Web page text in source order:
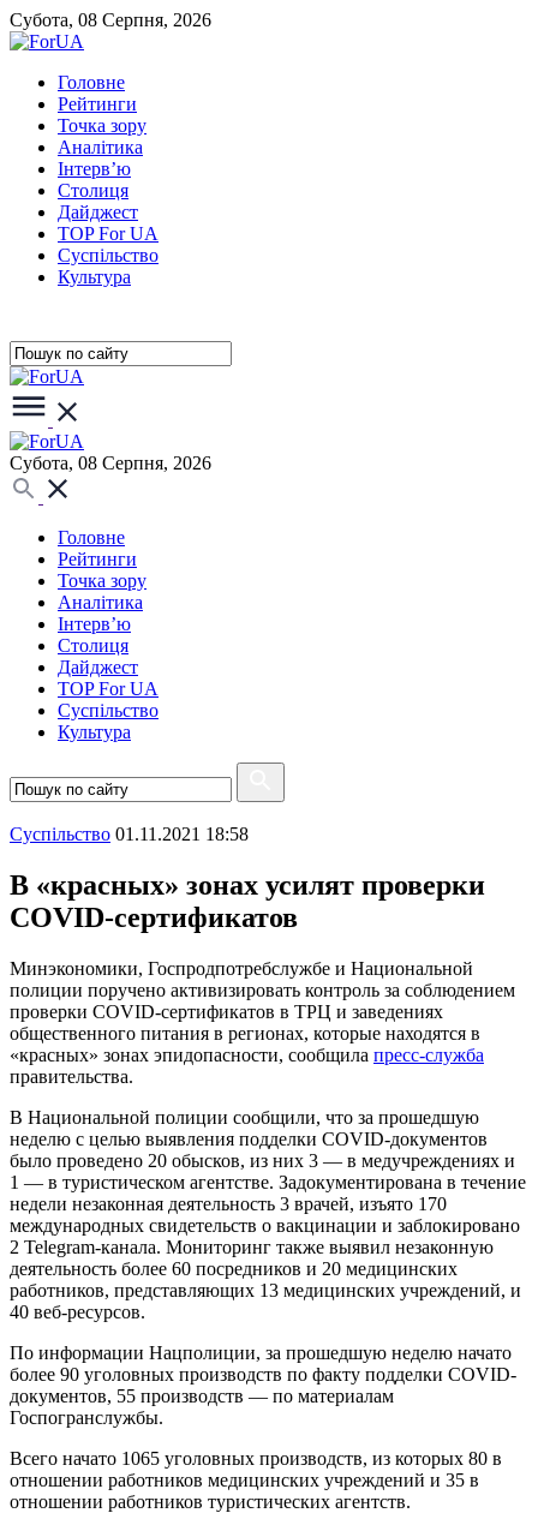
Субота, 08 Серпня, 2026
Головне
Рейтинги
Точка зору
Аналітика
Інтерв’ю
Столиця
Дайджест
TOP For UA
Суспiльство
Культура
Субота, 08 Серпня, 2026
Головне
Рейтинги
Точка зору
Аналітика
Інтерв’ю
Столиця
Дайджест
TOP For UA
Суспiльство
Культура
Суспiльство 01.11.2021 18:58
В «красных» зонах усилят проверки
COVID-сертификатов
Минэкономики, Госпродпотребслужбе и Национальной
полиции поручено активизировать контроль за соблюдением
проверки COVID-сертификатов в ТРЦ и заведениях
общественного питания в регионах, которые находятся в
«красных» зонах эпидопасности, сообщила пресс-служба
правительства.
В Национальной полиции сообщили, что за прошедшую
неделю с целью выявления подделки COVID-документов
было проведено 20 обысков, из них 3 — в медучреждениях и
1 — в туристическом агентстве. Задокументирована в течение
недели незаконная деятельность 3 врачей, изъято 170
международных свидетельств о вакцинации и заблокировано
2 Telegram-канала. Мониторинг также выявил незаконную
деятельность более 60 посредников и 20 медицинских
работников, представляющих 13 медицинских учреждений, и
40 веб-ресурсов.
По информации Нацполиции, за прошедшую неделю начато
более 90 уголовных производств по факту подделки COVID-
документов, 55 производств — по материалам
Госпогранслужбы.
Всего начато 1065 уголовных производств, из которых 80 в
отношении работников медицинских учреждений и 35 в
отношении работников туристических агентств.